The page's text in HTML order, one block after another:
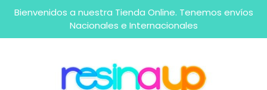
Bienvenidos a nuestra Tienda Online. Tenemos envíos
Nacionales e Internacionales